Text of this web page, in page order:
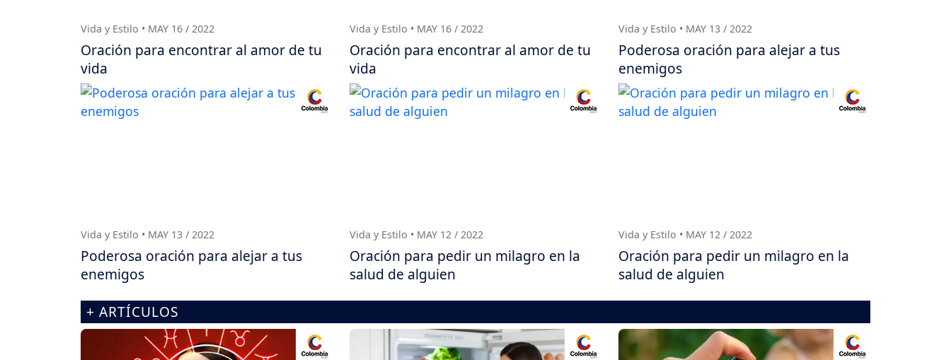
Vida y Estilo • MAY 16 / 2022
Oración para encontrar al amor de tu
vida
Vida y Estilo • MAY 16 / 2022
Oración para encontrar al amor de tu
vida
Vida y Estilo • MAY 13 / 2022
Poderosa oración para alejar a tus
enemigos
Vida y Estilo • MAY 13 / 2022
Poderosa oración para alejar a tus
enemigos
Vida y Estilo • MAY 12 / 2022
Oración para pedir un milagro en la
salud de alguien
Vida y Estilo • MAY 12 / 2022
Oración para pedir un milagro en la
salud de alguien
+ ARTÍCULOS